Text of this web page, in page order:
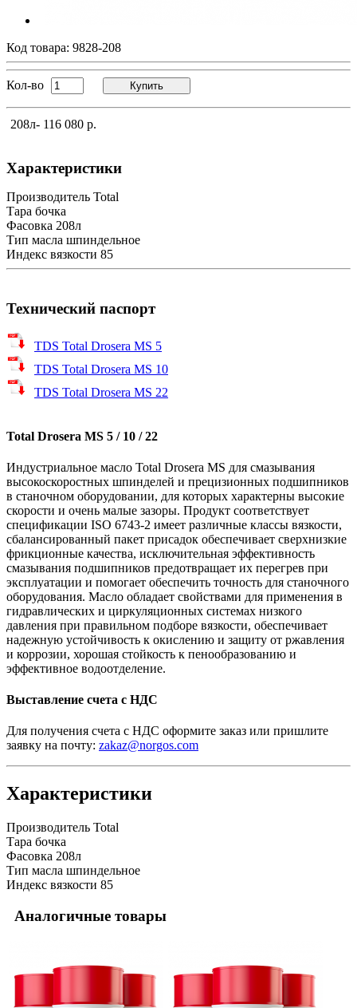
Код товара: 9828-208
Кол-во Купить
208л- 116 080 р.
Характеристики
Производитель Total
Тара бочка
Фасовка 208л
Тип масла шпиндельное
Индекс вязкости 85
Технический паспорт
TDS Total Drosera MS 5
TDS Total Drosera MS 10
TDS Total Drosera MS 22
Total Drosera MS 5 / 10 / 22
Индустриальное масло Total Drosera MS для смазывания
высокоскоростных шпинделей и прецизионных подшипников
в станочном оборудовании, для которых характерны высокие
скорости и очень малые зазоры. Продукт соответствует
спецификации ISO 6743-2 имеет различные классы вязкости,
сбалансированный пакет присадок обеспечивает сверхнизкие
фрикционные качества, исключительная эффективность
смазывания подшипников предотвращает их перегрев при
эксплуатации и помогает обеспечить точность для станочного
оборудования. Масло обладает свойствами для применения в
гидравлических и циркуляционных системах низкого
давления при правильном подборе вязкости, обеспечивает
надежную устойчивость к окислению и защиту от ржавления
и коррозии, хорошая стойкость к пенообразованию и
эффективное водоотделение.
Выставление счета с НДС
Для получения счета с НДС оформите заказ или пришлите
заявку на почту: zakaz@norgos.com
Характеристики
Производитель Total
Тара бочка
Фасовка 208л
Тип масла шпиндельное
Индекс вязкости 85
Аналогичные товары